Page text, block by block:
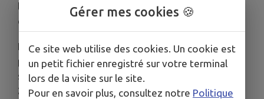
l'ensemble des sponsors et soutiens qui ont
contribué à la réalisation de cette aventure.
Forts de cette première expérience, les deux
participants ont choisi de renouveler l'aventure en
s'engageant dans la30ᵉ édition du 4L Trophy en
2027.
Gérer mes cookies 🍪
Ce site web utilise des cookies. Un cookie est
un petit fichier enregistré sur votre terminal
lors de la visite sur le site.
Pour en savoir plus, consultez notre Politique